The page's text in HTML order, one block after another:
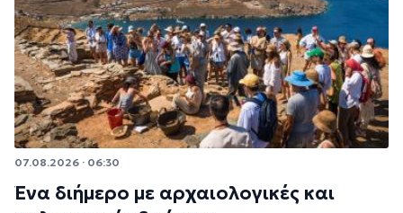
07.08.2026 · 06:30
Ένα διήμερο με αρχαιολογικές και